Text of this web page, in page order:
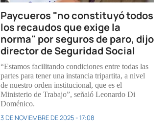
Paycueros "no constituyó todos
los recaudos que exige la
norma" por seguros de paro, dijo
director de Seguridad Social
“Estamos facilitando condiciones entre todas las
partes para tener una instancia tripartita, a nivel
de nuestro orden institucional, que es el
Ministerio de Trabajo”, señaló Leonardo Di
Doménico.
3 DE NOVIEMBRE DE 2025 - 17:08